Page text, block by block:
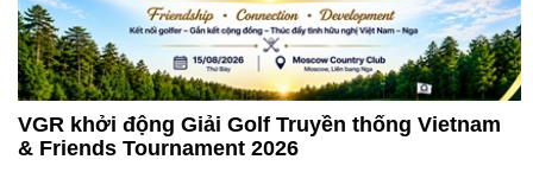
VGR khởi động Giải Golf Truyền thống Vietnam
& Friends Tournament 2026